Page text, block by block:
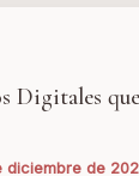
Digitales que
diciembre de